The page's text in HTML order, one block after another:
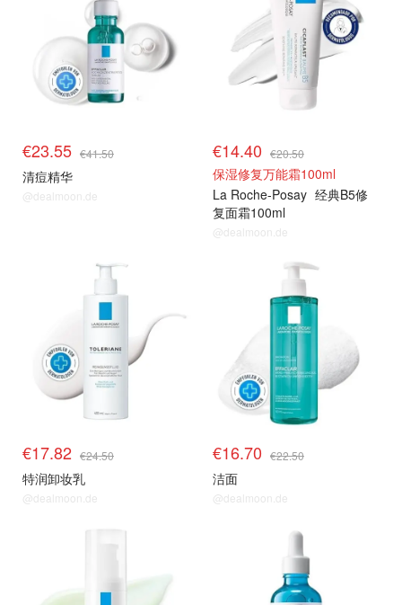
€23.55 €41.50
清痘精华
@dealmoon.de
€14.40 €20.50
保湿修复万能霜100ml
La Roche-Posay 经典B5修
复面霜100ml
@dealmoon.de
€17.82 €24.50
特润卸妆乳
@dealmoon.de
€16.70 €22.50
洁面
@dealmoon.de